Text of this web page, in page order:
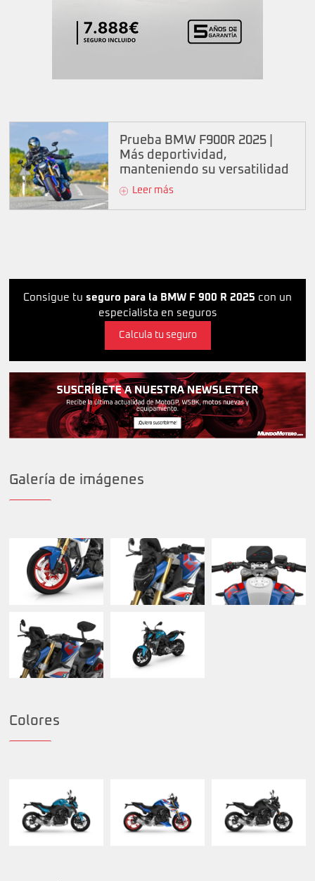
Prueba BMW F900R 2025 |
Más deportividad,
manteniendo su versatilidad
Leer más
Consigue tu seguro para la BMW F 900 R 2025 con un
especialista en seguros
Calcula tu seguro
Galería de imágenes
Colores